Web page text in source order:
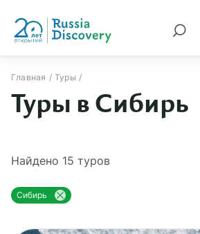
Каталог туров
Регионы
По миру
Круизы
Главная Туры
Туры в Сибирь
Найдено 15 туров
Сибирь